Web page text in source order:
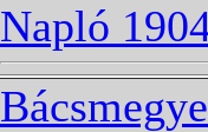
Napló